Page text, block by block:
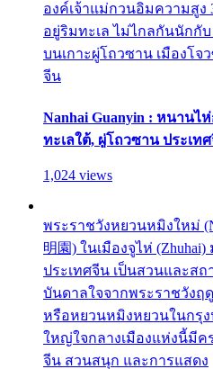
องค์เจ้าแม่กวนอิมความสูง
อยู่ริมทะเล ไม่ไกลกันนักกั
บนเกาะผู่โถวซาน เมืองโจ
จีน
Nanhai Guanyin : หนาน
ทะเลใต้, ผู่โถวซาน ประเท
1,024 views
พระราชวังหยวนหมิงใหม่
明園) ในเมืองจูไห่
ประเทศจีน เป็นสวนและส
บันดาลใจจากพระราชวังฤดู
หรือหยวนหมิงหยวนในกรุ
ใหญ่ใจกลางเมืองแห่งนี้มี
จีน สวนสนุก และการแสดง